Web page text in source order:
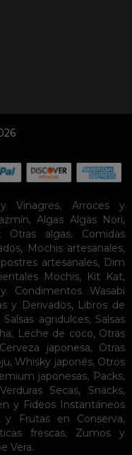
Vinagres, Arroces y
, Algas Algas Nori,
, Otras algas, Comidas
, Mochis artesanales,
artesanales, Dim
Mochis, Kit Kat,
Condimentos
Wasabi
y Derivados, Libros de
Salsas agridulces, Salsas
, Leche de coco, Otras
Cerveza japonesa, Otras
, Whisky japonés, Otros
japonesas, Packs,
Secas, Snacks,
y Fideos Instantáneos
y Frutas en Conserva,
frescas, Zumos y
Vera.